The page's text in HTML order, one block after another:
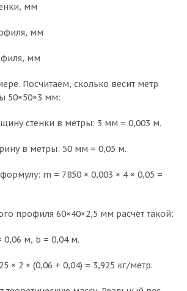
мм
мм
мм
Посчитаем, сколько весит метр
50×50×3 мм:
стенки в метры: 3 мм = 0,003 м.
в метры: 50 мм = 0,05 м.
m = 7850 × 0,003 × 4 × 0,05 =
профиля 60×40×2,5 мм расчёт такой:
0,06 м, b = 0,04 м.
× 2 × (0,06 + 0,04) = 3,925 кг/метр.